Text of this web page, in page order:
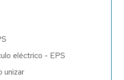
eléctrico - EPS
unizar